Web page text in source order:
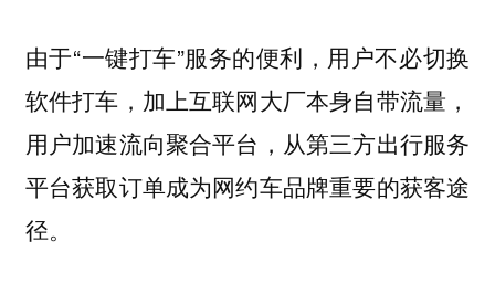
由于“一键打车”服务的便利，用户不必切换
软件打车，加上互联网大厂本身自带流量，
用户加速流向聚合平台，从第三方出行服务
平台获取订单成为网约车品牌重要的获客途
径。